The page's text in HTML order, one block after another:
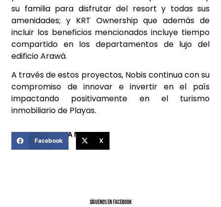
su familia para disfrutar del resort y todas sus
amenidades; y KRT Ownership que además de
incluir los beneficios mencionados incluye tiempo
compartido en los departamentos de lujo del
edificio Arawá.
A través de estos proyectos, Nobis continua con su
compromiso de innovar e invertir en el país
impactando positivamente en el turismo
inmobiliario de Playas.
COMPARTIR ESTA NOTICIA
Facebook X
SíGUENOS EN FACEBOOK